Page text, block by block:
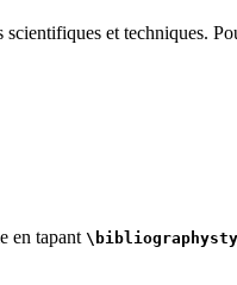
et techniques.
en tapant